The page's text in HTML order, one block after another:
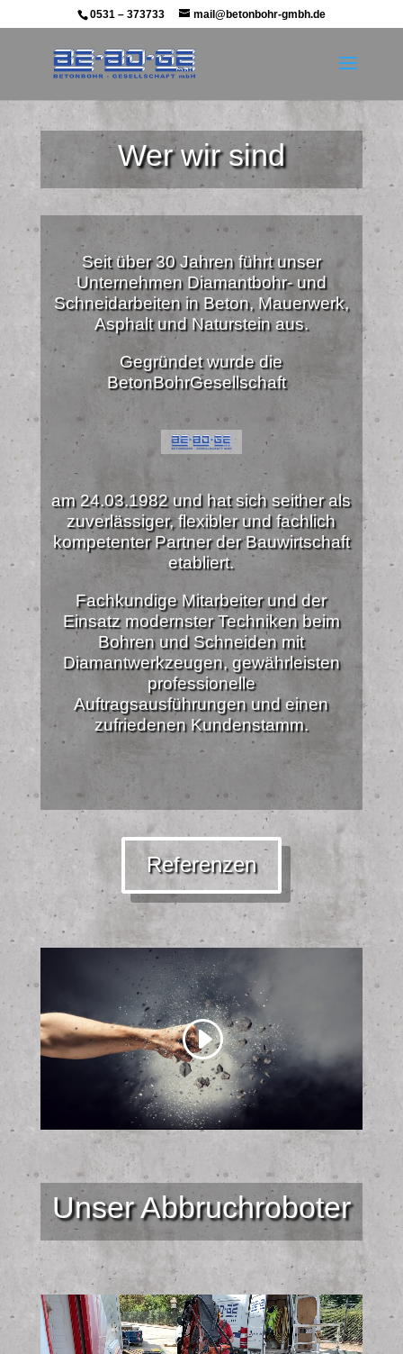
0531 – 373733 mail@betonbohr-gmbh.de
Wer wir sind
Seit über 30 Jahren führt unser
Unternehmen Diamantbohr- und
Schneidarbeiten in Beton, Mauerwerk,
Asphalt und Naturstein aus.
Gegründet wurde die
BetonBohrGesellschaft
am 24.03.1982 und hat sich seither als
zuverlässiger, flexibler und fachlich
kompetenter Partner der Bauwirtschaft
etabliert.
Fachkundige Mitarbeiter und der
Einsatz modernster Techniken beim
Bohren und Schneiden mit
Diamantwerkzeugen, gewährleisten
professionelle
Auftragsausführungen und einen
zufriedenen Kundenstamm.
Referenzen
Unser Abbruchroboter